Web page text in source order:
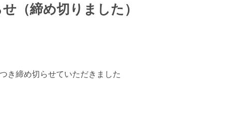
（締め切りました）
き締め切らせていただきました